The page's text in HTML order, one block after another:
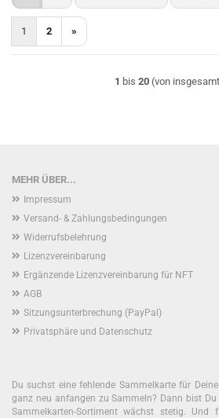
1 2 »
1 bis 20 (von insgesamt
MEHR ÜBER...
Impressum
Versand- & Zahlungsbedingungen
Widerrufsbelehrung
Lizenzvereinbarung
Ergänzende Lizenzvereinbarung für NFT
AGB
Sitzungsunterbrechung (PayPal)
Privatsphäre und Datenschutz
Du suchst eine fehlende Sammelkarte für
ganz neu anfangen zu Sammeln? Dann bist
Sammelkarten-Sortiment wächst stetig. Und